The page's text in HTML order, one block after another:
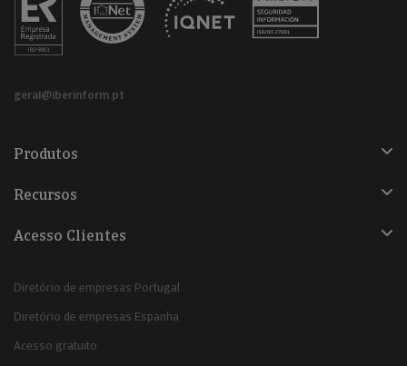
geral@iberinform.pt
Produtos
Recursos
Acesso Clientes
Diretório de empresas Portugal
Diretório de empresas Espanha
Acesso gratuito